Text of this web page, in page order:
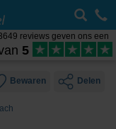
reviews geven ons een
5
Bewaren Delen